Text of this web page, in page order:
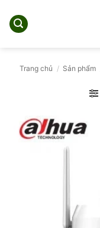
qua
Trang chủ / Sản phẩm